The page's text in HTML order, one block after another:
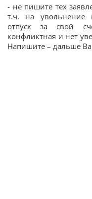
- не пишите тех
т.ч. на увольнение
отпуск за свой
конфликтная и нет
Напишите – дальше